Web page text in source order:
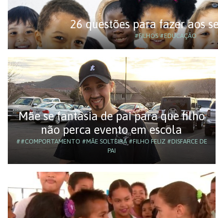
26 questões para fazer aos
#FILHOS#EDUCAÇÃO
Mãe se fantasia de pai para que filho
não perca evento em escola
##COMPORTAMENTO #MÃE SOLTEIRA #FILHO FELIZ #DISFARCE DE
PAI